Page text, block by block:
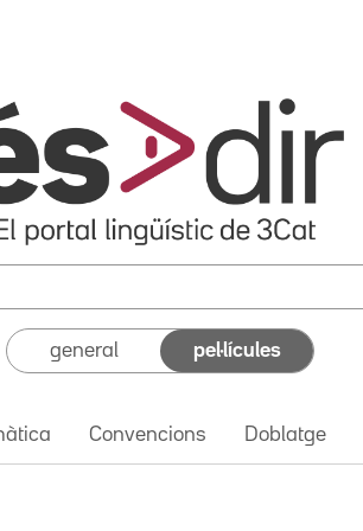
general pel·lícules
Convencions Doblatge